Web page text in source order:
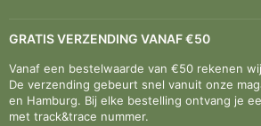
GRATIS VERZENDING VANAF €50
Vanaf een bestelwaarde van €50 rekenen
De verzending gebeurt snel vanuit onze
en Hamburg. Bij elke bestelling ontvang je
met track&trace nummer.